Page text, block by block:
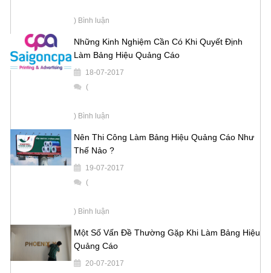
) Bình luận
Những Kinh Nghiệm Cần Có Khi Quyết Định
Làm Bảng Hiệu Quảng Cáo
18-07-2017
(
) Bình luận
Nên Thi Công Làm Bảng Hiệu Quảng Cáo Như
Thế Nảo ?
19-07-2017
(
) Bình luận
Một Số Vấn Đề Thường Gặp Khi Làm Bảng Hiệu
Quảng Cáo
20-07-2017